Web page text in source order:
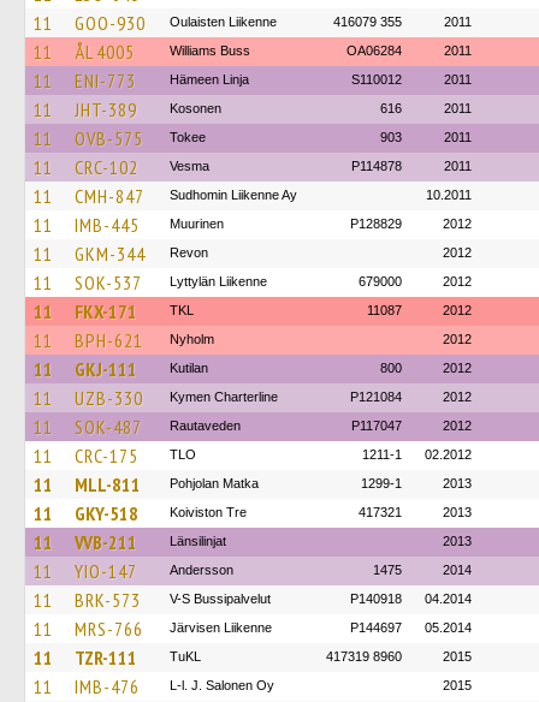
11
GOO-930 Oulaisten Liikenne 416079 355 2011
11 ÅL 4005 Williams Buss OA06284 2011
11 ENI-773 Hämeen Linja S110012 2011
11 JHT-389 Kosonen 616 2011
11 OVB-575 Tokee 903 2011
11 CRC-102 Vesma P114878 2011
11 CMH-847 Sudhomin Liikenne Ay 10.2011
11 IMB-445 Muurinen P128829 2012
11 GKM-344 Revon 2012
11 SOK-537 Lyttylän Liikenne 679000 2012
11 FKX-171 TKL 11087 2012
11 BPH-621 Nyholm 2012
11 GKJ-111 Kutilan 800 2012
11 UZB-330 Kymen Charterline P121084 2012
11 SOK-487 Rautaveden P117047 2012
11 CRC-175 TLO 1211-1 02.2012
11 MLL-811 Pohjolan Matka 1299-1 2013
11 GKY-518 Koiviston Tre 417321 2013
11 VVB-211 Länsilinjat 2013
11 YIO-147 Andersson 1475 2014
11 BRK-573 V-S Bussipalvelut P140918 04.2014
11 MRS-766 Järvisen Liikenne P144697 05.2014
11 TZR-111 TuKL 417319 8960 2015
11 IMB-476 L-l. J. Salonen Oy 2015